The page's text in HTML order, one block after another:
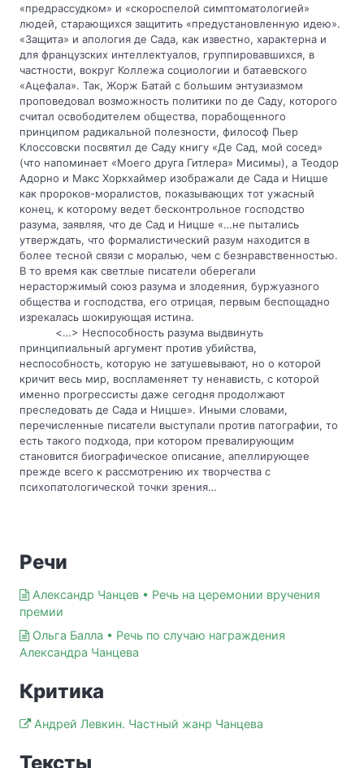
«предрассудком» и «скороспелой симптоматологией»
людей, старающихся защитить «предустановленную идею».
«Защита» и апология де Сада, как известно, характерна и
для французских интеллектуалов, группировавшихся, в
частности, вокруг Коллежа социологии и батаевского
«Ацефала». Так, Жорж Батай с большим энтузиазмом
проповедовал возможность политики по де Саду, которого
считал освободителем общества, порабощенного
принципом радикальной полезности, философ Пьер
Клоссовски посвятил де Саду книгу «Де Сад, мой сосед»
(что напоминает «Моего друга Гитлера» Мисимы), а Теодор
Адорно и Макс Хоркхаймер изображали де Сада и Ницше
как пророков-моралистов, показывающих тот ужасный
конец, к которому ведет бесконтрольное господство
разума, заявляя, что де Сад и Ницше «…не пытались
утверждать, что формалистический разум находится в
более тесной связи с моралью, чем с безнравственностью.
В то время как светлые писатели оберегали
нерасторжимый союз разума и злодеяния, буржуазного
общества и господства, его отрицая, первым беспощадно
изрекалась шокирующая истина.
<…> Неспособность разума выдвинуть
принципиальный аргумент против убийства,
неспособность, которую не затушевывают, но о которой
кричит весь мир, воспламеняет ту ненависть, с которой
именно прогрессисты даже сегодня продолжают
преследовать де Сада и Ницше». Иными словами,
перечисленные писатели выступали против патографии, то
есть такого подхода, при котором превалирующим
становится биографическое описание, апеллирующее
прежде всего к рассмотрению их творчества с
психопатологической точки зрения…
Речи
Александр Чанцев • Речь на церемонии вручения
премии
Ольга Балла • Речь по случаю награждения
Александра Чанцева
Критика
Андрей Левкин. Частный жанр Чанцева
Тексты